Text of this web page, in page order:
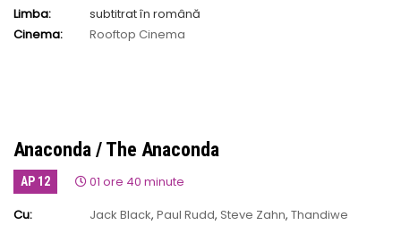
Limba:
subtitrat în română
Cinema:
Rooftop Cinema
Anaconda / The Anaconda
AP 12
01 ore 40 minute
Cu:
Jack Black, Paul Rudd, Steve Zahn, Thandiwe